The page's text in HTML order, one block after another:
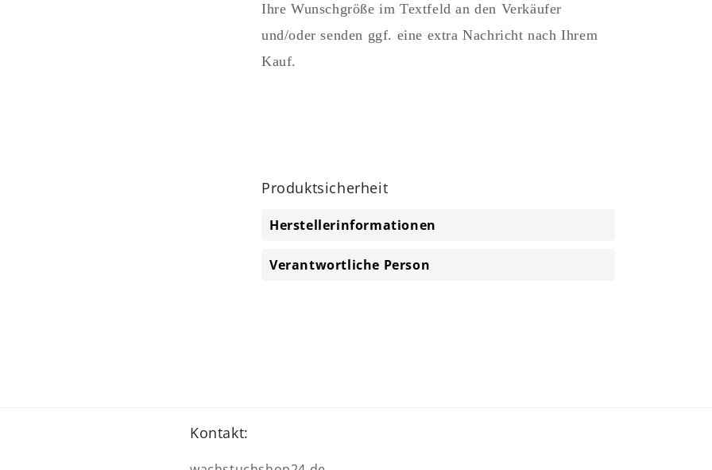
Ihre Wunschgröße im Textfeld an den Verkäufer
und/oder senden ggf. eine extra Nachricht nach Ihrem
Kauf.
Produktsicherheit
Herstellerinformationen
Verantwortliche Person
Kontakt: